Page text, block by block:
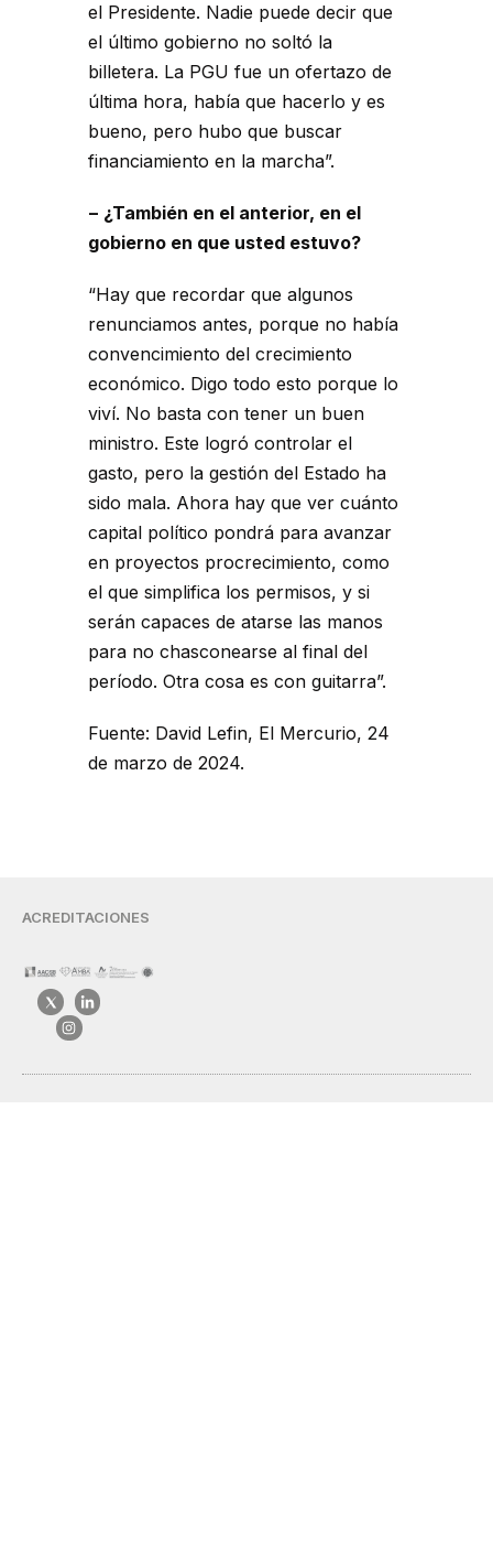
el Presidente. Nadie puede decir que
el último gobierno no soltó la
billetera. La PGU fue un ofertazo de
última hora, había que hacerlo y es
bueno, pero hubo que buscar
financiamiento en la marcha”.
− ¿También en el anterior, en el
gobierno en que usted estuvo?
“Hay que recordar que algunos
renunciamos antes, porque no había
convencimiento del crecimiento
económico. Digo todo esto porque lo
viví. No basta con tener un buen
ministro. Este logró controlar el
gasto, pero la gestión del Estado ha
sido mala. Ahora hay que ver cuánto
capital político pondrá para avanzar
en proyectos procrecimiento, como
el que simplifica los permisos, y si
serán capaces de atarse las manos
para no chasconearse al final del
período. Otra cosa es con guitarra”.
Fuente: David Lefin, El Mercurio, 24
de marzo de 2024.
ACREDITACIONES